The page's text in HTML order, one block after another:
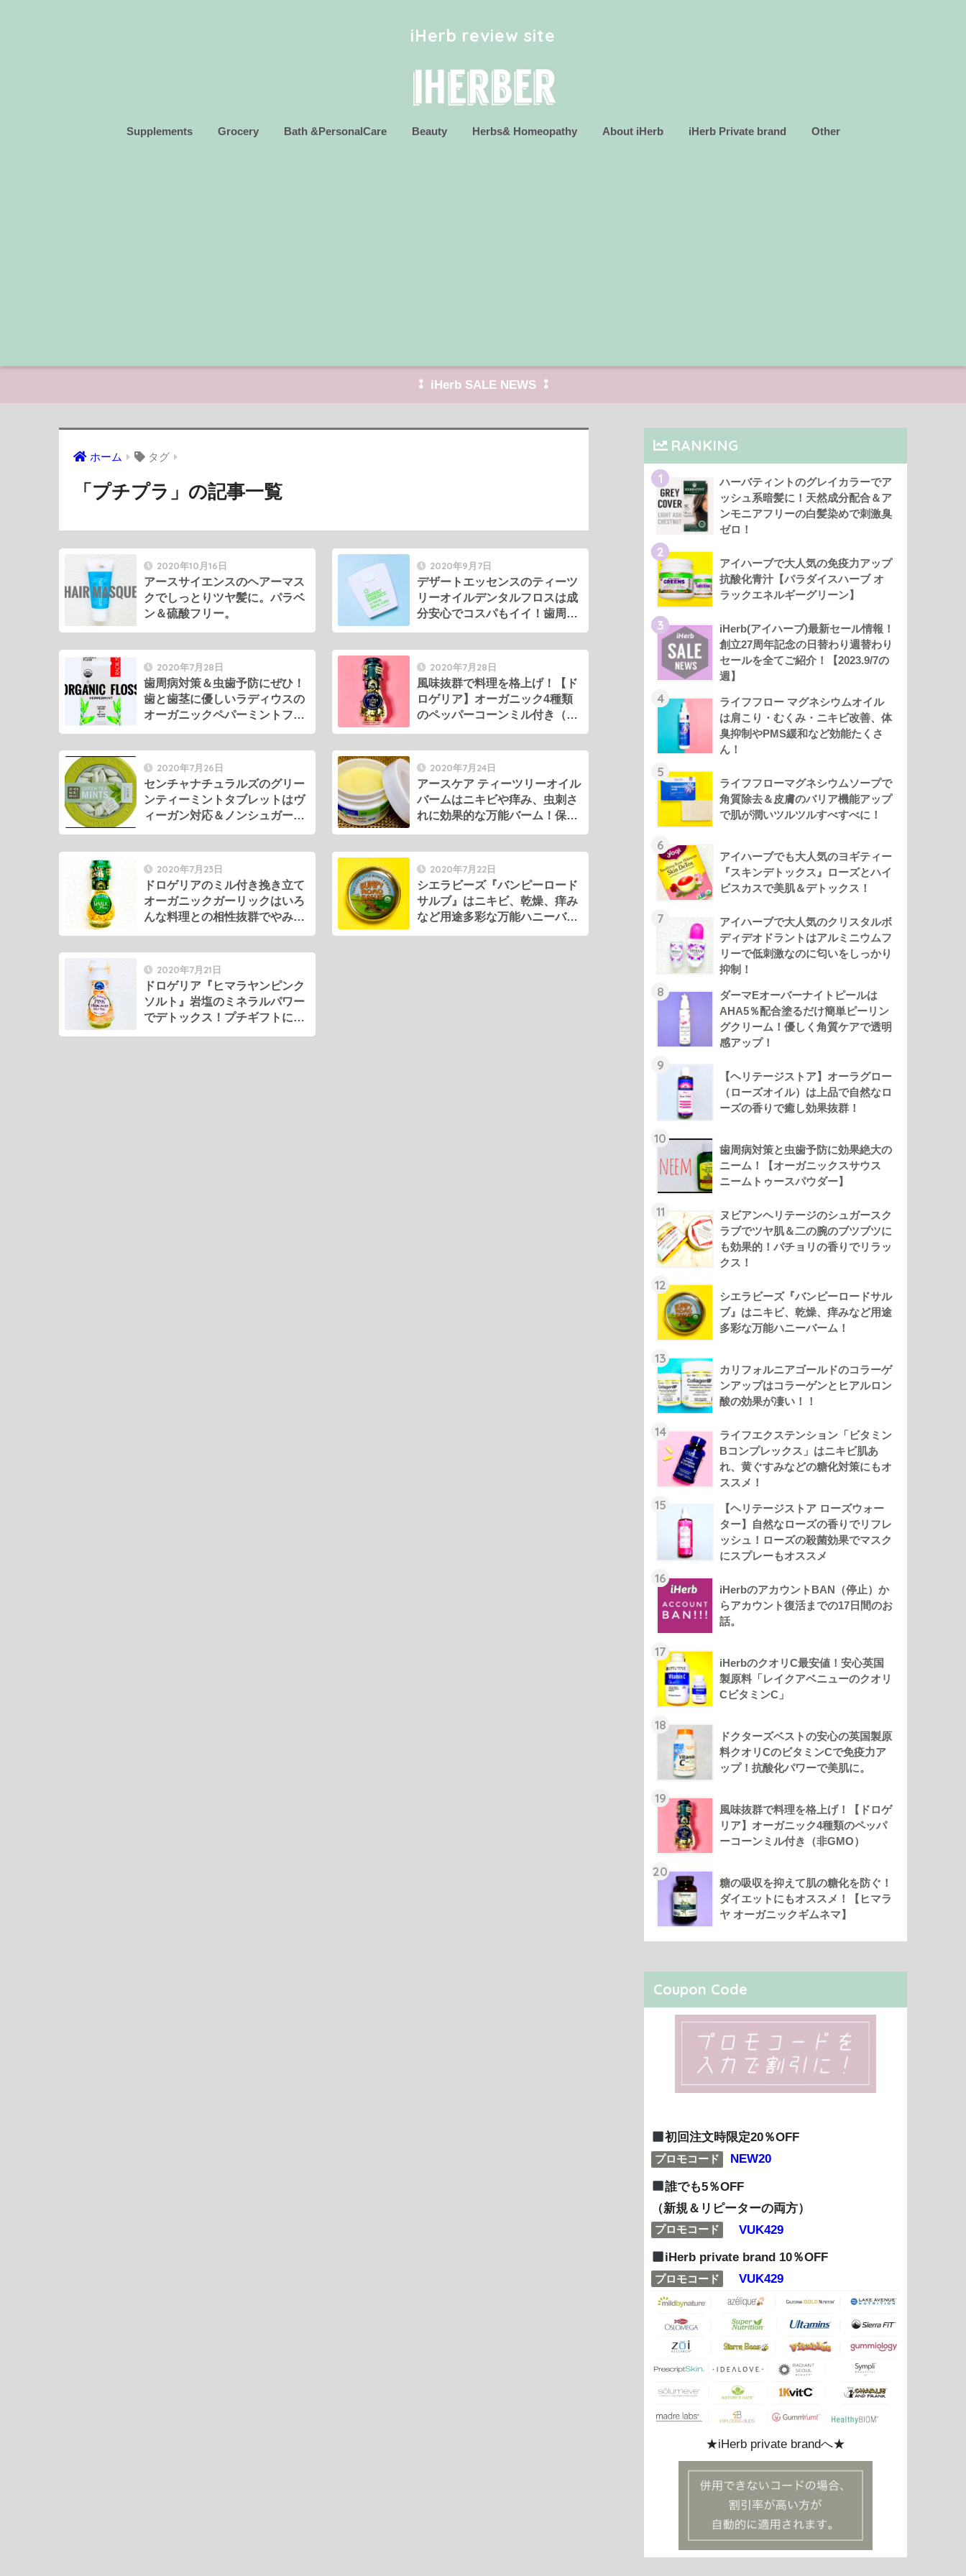
iHerb review site
Supplements Grocery Bath &PersonalCare Beauty Herbs& Homeopathy About iHerb iHerb Private brand Other
⁑ iHerb SALE NEWS ⁑
ホーム タグ
「プチプラ」の記事一覧
2020年10月16日
アースサイエンスのヘアーマス
クでしっとりツヤ髪に。パラベ
ン＆硫酸フリー。
2020年9月7日
デザートエッセンスのティーツ
リーオイルデンタルフロスは成
分安心でコスパもイイ！歯周病
2020年7月28日
歯周病対策＆虫歯予防にぜひ！
歯と歯茎に優しいラディウスの
オーガニックペパーミントフロ
2020年7月28日
風味抜群で料理を格上げ！【ド
ロゲリア】オーガニック4種類
のペッパーコーンミル付き（非
2020年7月26日
センチャナチュラルズのグリー
ンティーミントタブレットはヴ
ィーガン対応＆ノンシュガー。
2020年7月24日
アースケア ティーツリーオイル
バームはニキビや痒み、虫刺さ
れに効果的な万能バーム！保湿
2020年7月23日
ドロゲリアのミル付き挽き立て
オーガニックガーリックはいろ
んな料理との相性抜群でやみつ
2020年7月22日
シエラビーズ『バンピーロード
サルブ』はニキビ、乾燥、痒み
など用途多彩な万能ハニーバー
2020年7月21日
ドロゲリア『ヒマラヤンピンク
ソルト』岩塩のミネラルパワー
でデトックス！プチギフトにも
RANKING
1
ハーバティントのグレイカラーでア
ッシュ系暗髪に！天然成分配合＆ア
ンモニアフリーの白髪染めで刺激臭
ゼロ！
2
アイハーブで大人気の免疫力アップ
抗酸化青汁【パラダイスハーブ オ
ラックエネルギーグリーン】
3
iHerb(アイハーブ)最新セール情報！
創立27周年記念の日替わり週替わり
セールを全てご紹介！【2023.9/7の
週】
4
ライフフロー マグネシウムオイル
は肩こり・むくみ・ニキビ改善、体
臭抑制やPMS緩和など効能たくさ
ん！
5
ライフフローマグネシウムソープで
角質除去＆皮膚のバリア機能アップ
で肌が潤いツルツルすべすべに！
6
アイハーブでも大人気のヨギティー
『スキンデトックス』ローズとハイ
ビスカスで美肌＆デトックス！
7
アイハーブで大人気のクリスタルボ
ディデオドラントはアルミニウムフ
リーで低刺激なのに匂いをしっかり
抑制！
8
ダーマEオーバーナイトピールは
AHA5％配合塗るだけ簡単ピーリン
グクリーム！優しく角質ケアで透明
感アップ！
9
【ヘリテージストア】オーラグロー
（ローズオイル）は上品で自然なロ
ーズの香りで癒し効果抜群！
10
歯周病対策と虫歯予防に効果絶大の
ニーム！【オーガニックスサウス
ニームトゥースパウダー】
11
ヌビアンヘリテージのシュガースク
ラブでツヤ肌＆二の腕のブツブツに
も効果的！パチョリの香りでリラッ
クス！
12
シエラビーズ『バンピーロードサル
ブ』はニキビ、乾燥、痒みなど用途
多彩な万能ハニーバーム！
13
カリフォルニアゴールドのコラーゲ
ンアップはコラーゲンとヒアルロン
酸の効果が凄い！！
14
ライフエクステンション「ビタミン
Bコンプレックス」はニキビ肌あ
れ、黄ぐすみなどの糖化対策にもオ
ススメ！
15
【ヘリテージストア ローズウォー
ター】自然なローズの香りでリフレ
ッシュ！ローズの殺菌効果でマスク
にスプレーもオススメ
16
iHerbのアカウントBAN（停止）か
らアカウント復活までの17日間のお
話。
17
iHerbのクオリC最安値！安心英国
製原料「レイクアベニューのクオリ
CビタミンC」
18
ドクターズベストの安心の英国製原
料クオリCのビタミンCで免疫力ア
ップ！抗酸化パワーで美肌に。
19
風味抜群で料理を格上げ！【ドロゲ
リア】オーガニック4種類のペッパ
ーコーンミル付き（非GMO）
20
糖の吸収を抑えて肌の糖化を防ぐ！
ダイエットにもオススメ！【ヒマラ
ヤ オーガニックギムネマ】
Coupon Code
初回注文時限定20％OFF
プロモコード NEW20
誰でも5％OFF
（新規＆リピーターの両方）
プロモコード VUK429
iHerb private brand 10％OFF
プロモコード VUK429
★iHerb private brandへ★